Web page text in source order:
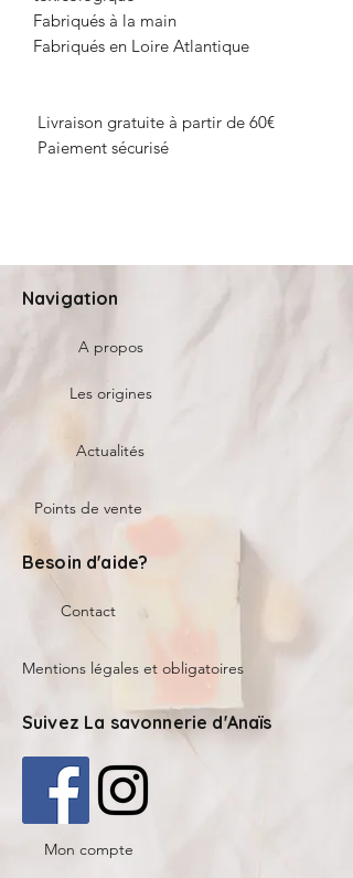
Fabriqués à la main
Fabriqués en Loire Atlantique
Livraison gratuite à partir de 60€
Paiement sécurisé
Navigation
A propos
Les origines
Actualités
Points de vente
Besoin d'aide?
Contact
Mentions légales et obligatoires
Suivez La savonnerie d'Anaïs
Mon compte